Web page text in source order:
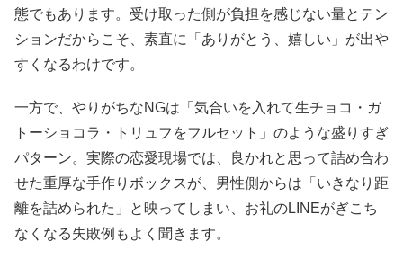
態でもあります。受け取った側が負担を感じない量とテン
ションだからこそ、素直に「ありがとう、嬉しい」が出や
すくなるわけです。
一方で、やりがちなNGは「気合いを入れて生チョコ・ガ
トーショコラ・トリュフをフルセット」のような盛りすぎ
パターン。実際の恋愛現場では、良かれと思って詰め合わ
せた重厚な手作りボックスが、男性側からは「いきなり距
離を詰められた」と映ってしまい、お礼のLINEがぎこち
なくなる失敗例もよく聞きます。